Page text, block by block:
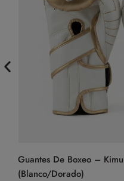
Guantes De Boxeo –
(Blanco/Dorado)